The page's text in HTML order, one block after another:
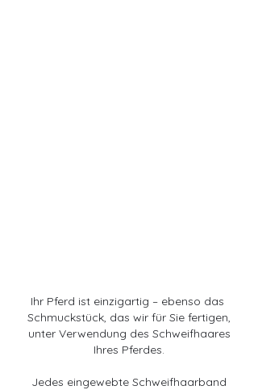
Ihr Pferd ist einzigartig – ebenso das
Schmuckstück, das wir für Sie fertigen,
Ihres Pferdes.